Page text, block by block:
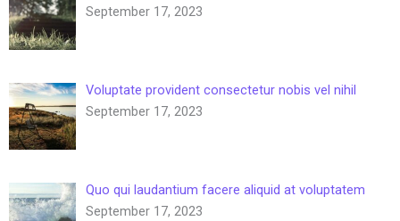
September 17, 2023
Voluptate provident consectetur nobis vel nihil
September 17, 2023
Quo qui laudantium facere aliquid at voluptatem
September 17, 2023